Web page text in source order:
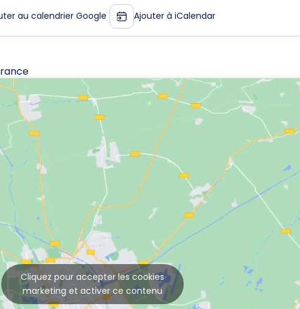
au calendrier Google Ajouter à iCalendar
Cliquez pour accepter les cookies
marketing et activer ce contenu